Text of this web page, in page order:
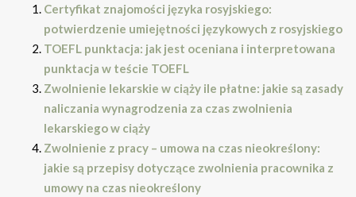
Certyfikat znajomości języka rosyjskiego:
potwierdzenie umiejętności językowych z rosyjskiego
TOEFL punktacja: jak jest oceniana i interpretowana
punktacja w teście TOEFL
Zwolnienie lekarskie w ciąży ile płatne: jakie są zasady
naliczania wynagrodzenia za czas zwolnienia
lekarskiego w ciąży
Zwolnienie z pracy – umowa na czas nieokreślony:
jakie są przepisy dotyczące zwolnienia pracownika z
umowy na czas nieokreślony